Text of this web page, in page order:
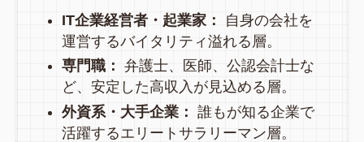
IT企業経営者・起業家：
自身の会社を
運営するバイタリティ溢れる層。
専門職： 弁護士、医師、公認会計士な
ど、安定した高収入が見込める層。
外資系・大手企業： 誰もが知る企業で
活躍するエリートサラリーマン層。